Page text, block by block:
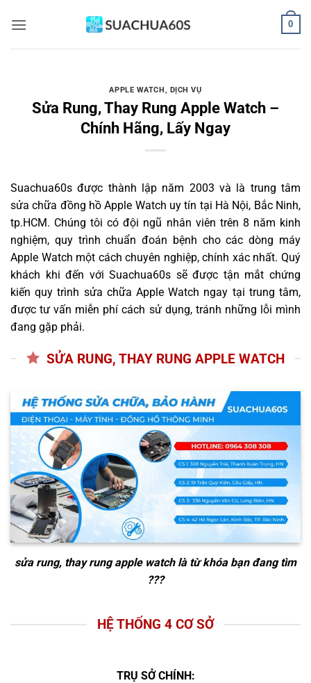
qua
0
APPLE WATCH, DỊCH VỤ
Sửa Rung, Thay Rung Apple Watch –
Chính Hãng, Lấy Ngay
Suachua60s được thành lập năm 2003 và là trung tâm
sửa chữa đồng hồ Apple Watch uy tín tại Hà Nội, Bắc Ninh,
tp.HCM. Chúng tôi có đội ngũ nhân viên trên 8 năm kinh
nghiệm, quy trình chuẩn đoán bệnh cho các dòng máy
Apple Watch một cách chuyên nghiệp, chính xác nhất. Quý
khách khi đến với Suachua60s sẽ được tận mắt chứng
kiến quy trình sửa chữa Apple Watch ngay tại trung tâm,
được tư vấn miễn phí cách sử dụng, tránh những lỗi mình
đang gặp phải.
SỬA RUNG, THAY RUNG APPLE WATCH
sửa rung, thay rung apple watchlà từ khóa bạn đang tìm
???
HỆ THỐNG 4 CƠ SỞ
TRỤ SỞ CHÍNH: